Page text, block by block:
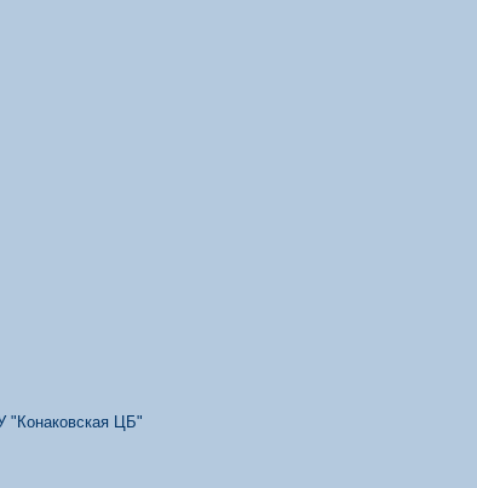
"Конаковская ЦБ"